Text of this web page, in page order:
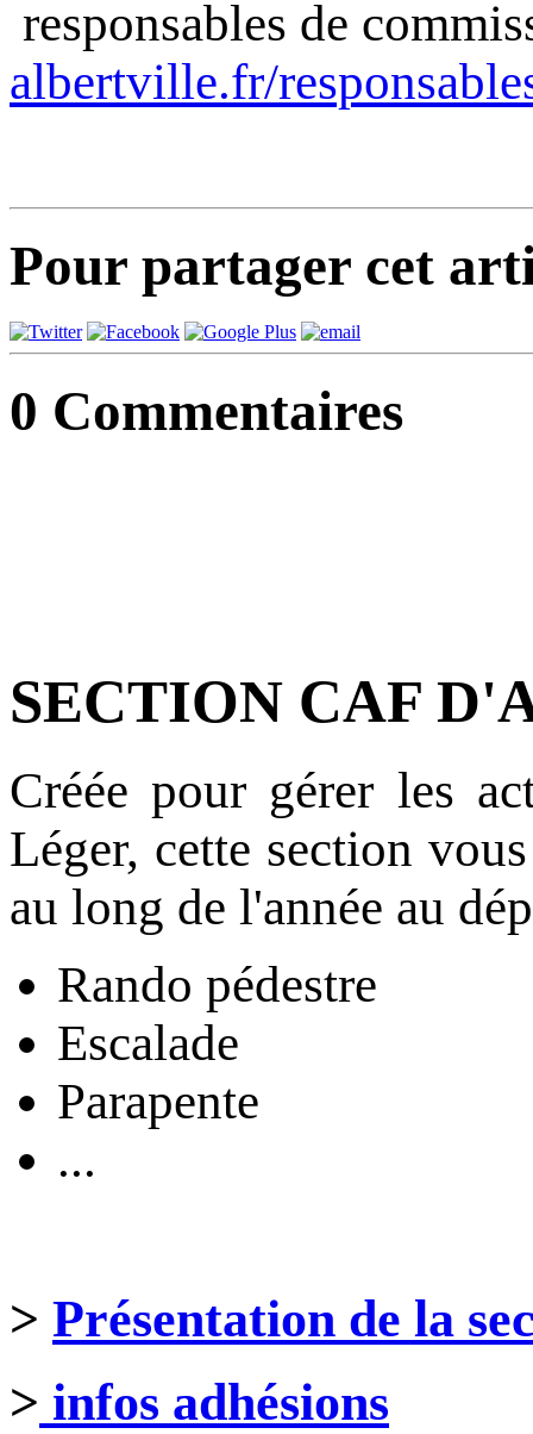
responsables de
albertville.fr/
Pour partager cet
0 Commentaires
SECTION CAF
Créée pour gérer les
Léger, cette section
au long de l'année au
Rando pédestre
Escalade
Parapente
...
> Présentation de la
> infos adhésions